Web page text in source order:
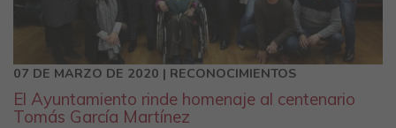
07 DE MARZO DE 2020 | RECONOCIMIENTOS
El Ayuntamiento rinde homenaje al centenario
Tomás García Martínez